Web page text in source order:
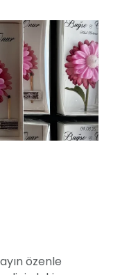
özenle